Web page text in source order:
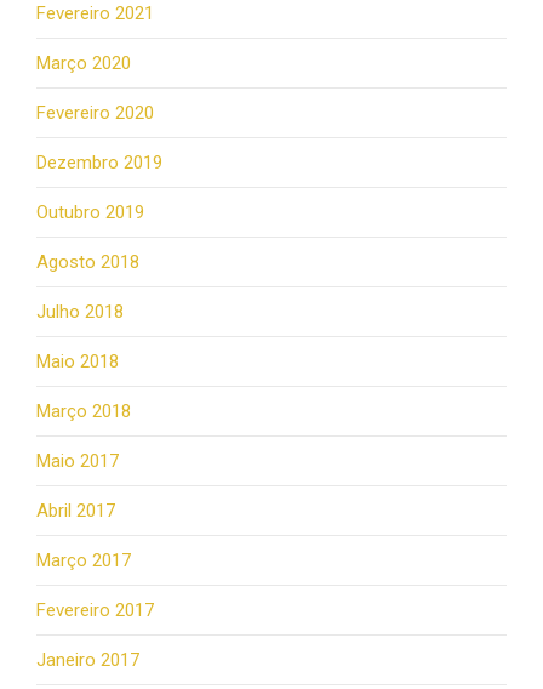
Fevereiro 2021
Março 2020
Fevereiro 2020
Dezembro 2019
Outubro 2019
Agosto 2018
Julho 2018
Maio 2018
Março 2018
Maio 2017
Abril 2017
Março 2017
Fevereiro 2017
Janeiro 2017